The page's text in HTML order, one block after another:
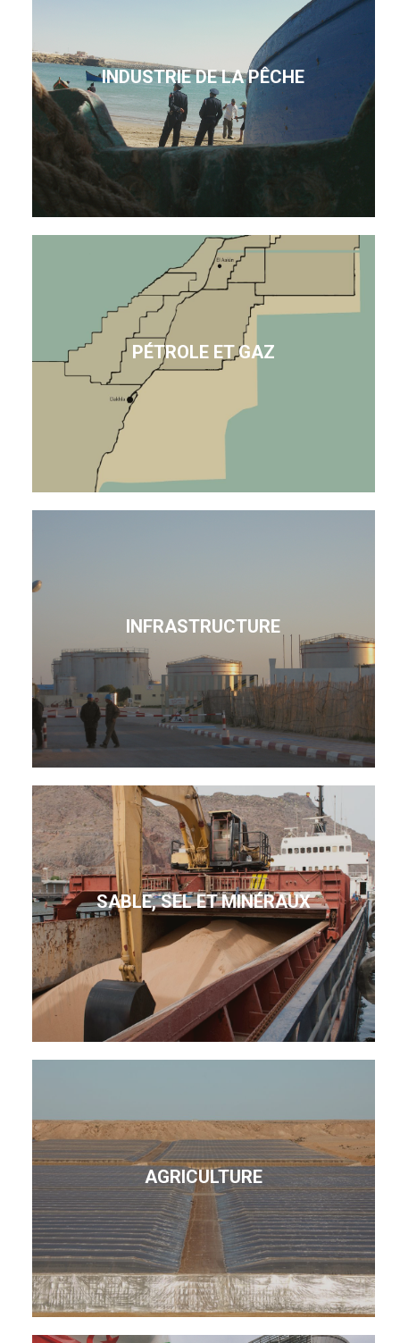
INDUSTRIE DE LA PÊCHE
PÉTROLE ET GAZ
INFRASTRUCTURE
SABLE, SEL ET MINÉRAUX
AGRICULTURE